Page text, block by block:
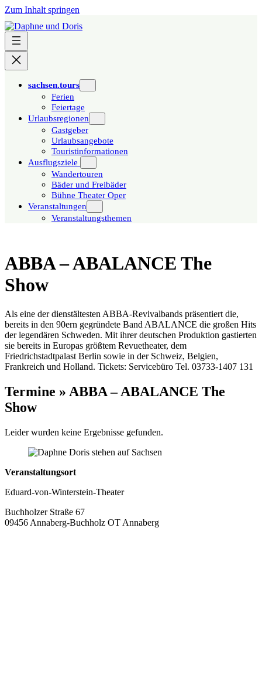
Zum Inhalt springen
sachsen.tours
Ferien
Feiertage
Urlaubsregionen
Gastgeber
Urlaubsangebote
Touristinformationen
Ausflugsziele
Wandertouren
Bäder und Freibäder
Bühne Theater Oper
Veranstaltungen
Veranstaltungsthemen
ABBA – ABALANCE The
Show
Als eine der dienstältesten ABBA-Revivalbands präsentiert die,
bereits in den 90ern gegründete Band ABALANCE die großen Hits
der legendären Schweden. Mit ihrer deutschen Produktion gastierten
sie bereits in Europas größtem Revuetheater, dem
Friedrichstadtpalast Berlin sowie in der Schweiz, Belgien,
Frankreich und Holland. Tickets: Servicebüro Tel. 03733-1407 131
Termine » ABBA – ABALANCE The
Show
Leider wurden keine Ergebnisse gefunden.
Veranstaltungsort
Eduard-von-Winterstein-Theater
Buchholzer Straße 67
09456 Annaberg-Buchholz OT Annaberg